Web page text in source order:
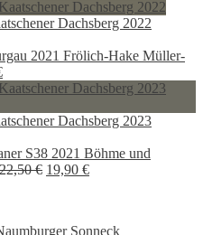
Dachsberg 2022
Frölich-Hake Müller-
Aktueller
Preis
7,90 €.
Dachsberg 2023
Böhme und
22,50€ Ursprünglicher
19,90 €Aktueller